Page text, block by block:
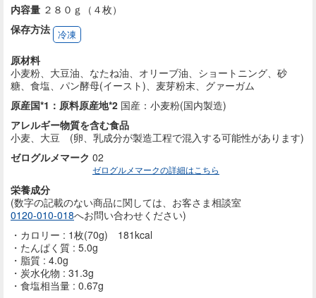
内容量 ２８０ｇ（４枚）
保存方法 冷凍
原材料
小麦粉、大豆油、なたね油、オリーブ油、ショートニング、砂
糖、食塩、パン酵母(イースト)、麦芽粉末、グァーガム
原産国*1：原料原産地*2 国産：小麦粉(国内製造)
アレルギー物質を含む食品
小麦、大豆 (卵、乳成分が製造工程で混入する可能性があります)
ゼログルメマーク 02
ゼログルメマークの詳細はこちら
栄養成分
(数字の記載のない商品に関しては、お客さま相談室
0120-010-018へお問い合わせください)
カロリー : 1枚(70g) 181kcal
たんぱく質 : 5.0g
脂質 : 4.0g
炭水化物 : 31.3g
食塩相当量 : 0.67g